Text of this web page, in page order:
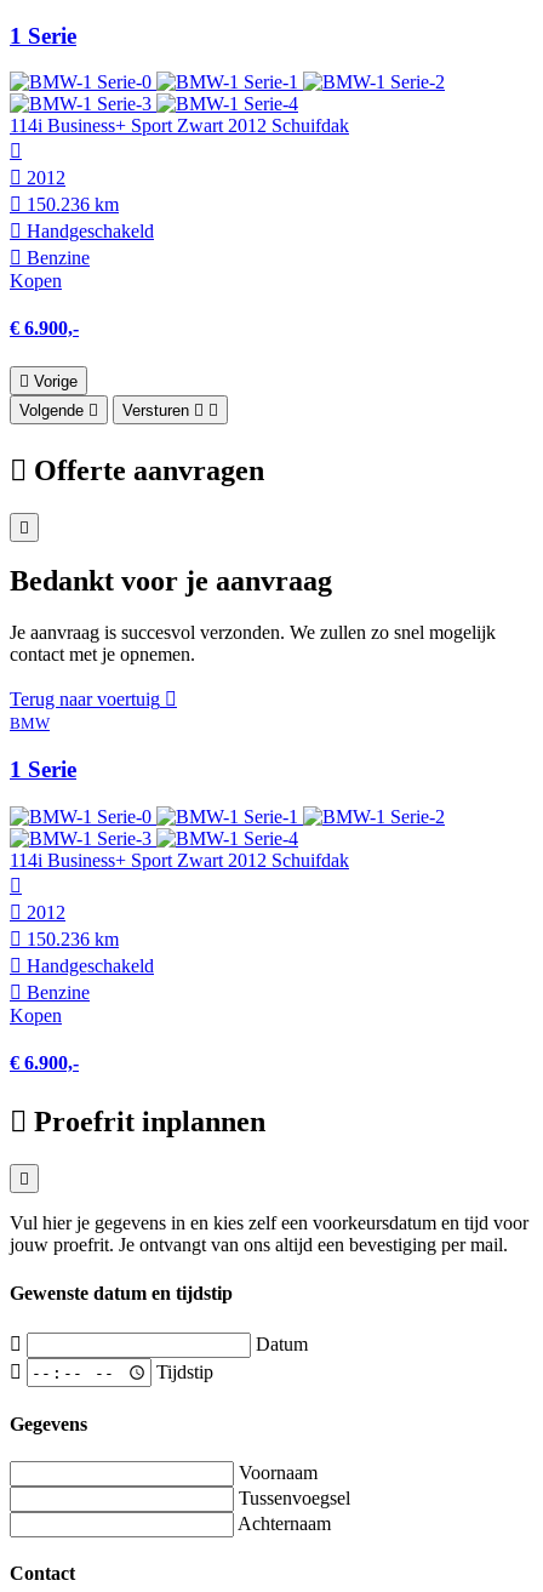
1 Serie
114i Business+ Sport Zwart 2012 Schuifdak
2012
150.236 km
Hand­geschakeld
Benzine
Kopen
€ 6.900,-
Vorige
Volgende
Versturen
Offerte aanvragen
Bedankt voor je aanvraag
Je aanvraag is succesvol verzonden. We zullen zo snel mogelijk
contact met je opnemen.
Terug naar voertuig
BMW
1 Serie
114i Business+ Sport Zwart 2012 Schuifdak
2012
150.236 km
Hand­geschakeld
Benzine
Kopen
€ 6.900,-
Proefrit inplannen
Vul hier je gegevens in en kies zelf een voorkeursdatum en tijd voor
jouw proefrit. Je ontvangt van ons altijd een bevestiging per mail.
Gewenste datum en tijdstip
Datum
Tijdstip
Gegevens
Voornaam
Tussenvoegsel
Achternaam
Contact